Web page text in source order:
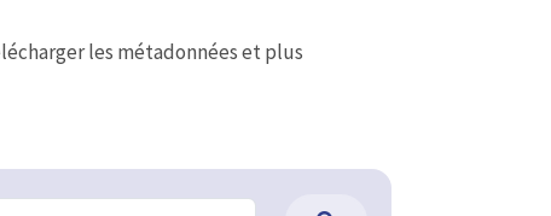
les métadonnées et plus